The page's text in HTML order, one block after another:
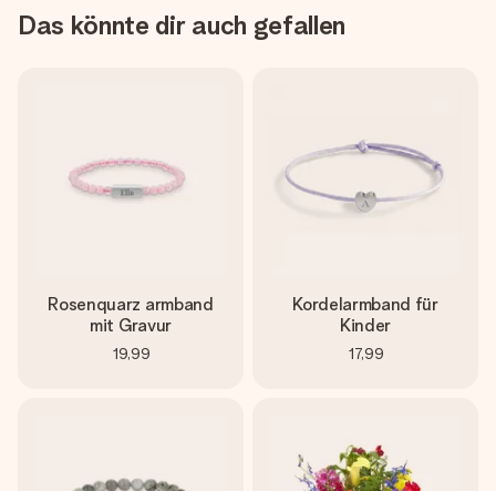
Das könnte dir auch gefallen
Rosenquarz armband
mit Gravur
19,99
Kordelarmband für
Kinder
17,99